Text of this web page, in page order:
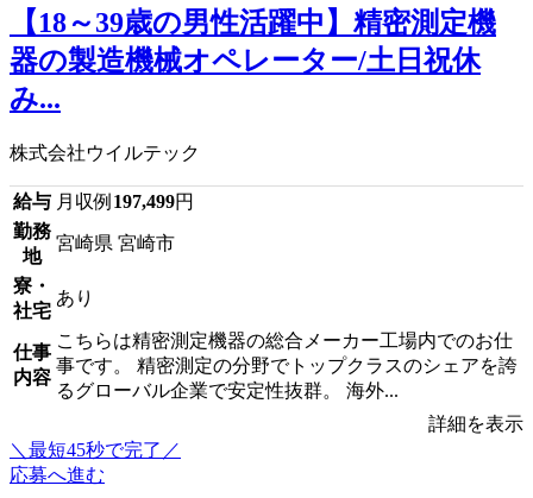
【18～39歳の男性活躍中】精密測定機
器の製造機械オペレーター/土日祝休
み...
株式会社ウイルテック
給与 月収例 197,499円
勤務
地
宮崎県 宮崎市
寮・
社宅
あり
仕事
内容
こちらは精密測定機器の総合メーカー工場内でのお仕
事です。 精密測定の分野でトップクラスのシェアを誇
るグローバル企業で安定性抜群。 海外...
詳細を表示
＼最短45秒で完了／
応募へ進む